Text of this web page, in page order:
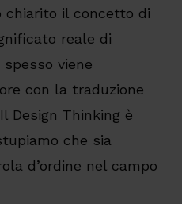
chiarito il concetto di
reale di
viene
con la traduzione
Design Thinking è
che sia
d’ordine nel campo